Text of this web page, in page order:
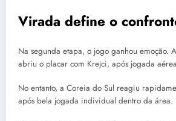
Virada define o
Na segunda etapa, o jogo ganhou emoção.
abriu o placar com Krejci, após jogada
No entanto, a Coreia do Sul reagiu
após bela jogada individual dentro da área.